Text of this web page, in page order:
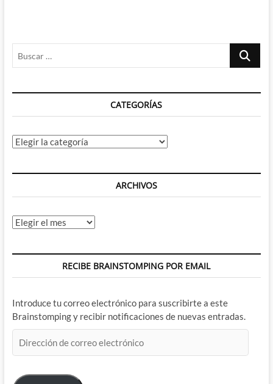
Buscar
CATEGORÍAS
Categorías
ARCHIVOS
Archivos
RECIBE BRAINSTOMPING POR EMAIL
Introduce tu correo electrónico para suscribirte a este
Brainstomping y recibir notificaciones de nuevas entradas.
de
electrónico